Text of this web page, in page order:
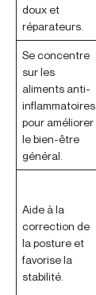
doux et
réparateurs.
Se concentre
sur les
aliments anti-
inflammatoires
pour améliorer
le bien-être
général.
Aide à la
correction de
la posture et
favorise la
stabilité.